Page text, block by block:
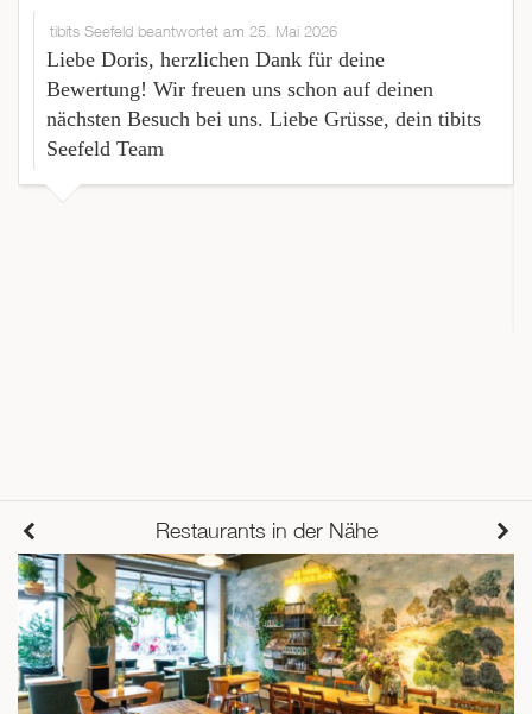
tibits Seefeld beantwortet am 25. Mai 2026
Liebe Doris, herzlichen Dank für deine
Bewertung! Wir freuen uns schon auf deinen
nächsten Besuch bei uns. Liebe Grüsse, dein tibits
Seefeld Team
Restaurants in der Nähe